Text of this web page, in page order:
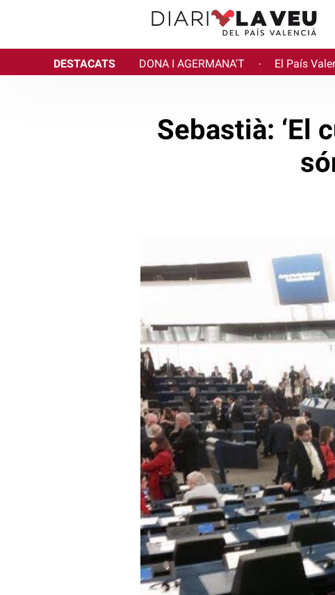
DESTACATS DONA I AGERMANA'T · El País
Sebastià: ‘El